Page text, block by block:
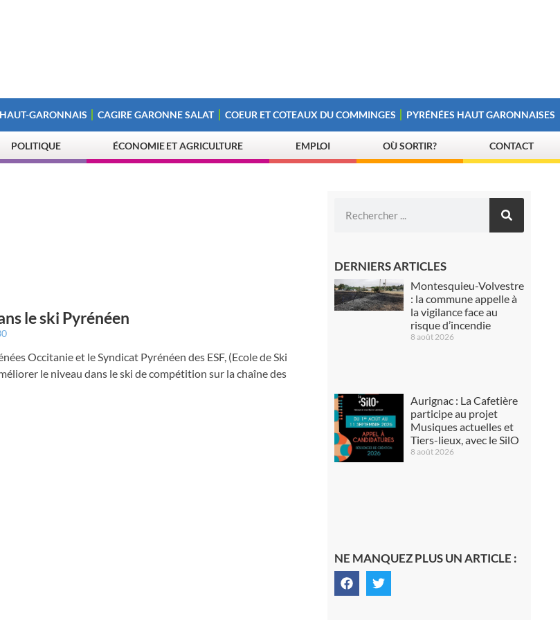
GARONNAIS CAGIRE GARONNE SALAT COEUR ET COTEAUX DU COMMINGES PYRÉNÉES HAUT GARONNAISES
POLITIQUE ÉCONOMIE ET AGRICULTURE EMPLOI OÙ SORTIR? CONTACT
le ski Pyrénéen
Occitanie et le Syndicat Pyrénéen des ESF, (Ecole de Ski
le niveau dans le ski de compétition sur la chaîne des
DERNIERS ARTICLES
Montesquieu-Volvestre
: la commune appelle à
la vigilance face au
risque d’incendie
8 août 2026
Aurignac : La Cafetière
participe au projet
Musiques actuelles et
Tiers-lieux, avec le SilO
8 août 2026
NE MANQUEZ PLUS UN ARTICLE :